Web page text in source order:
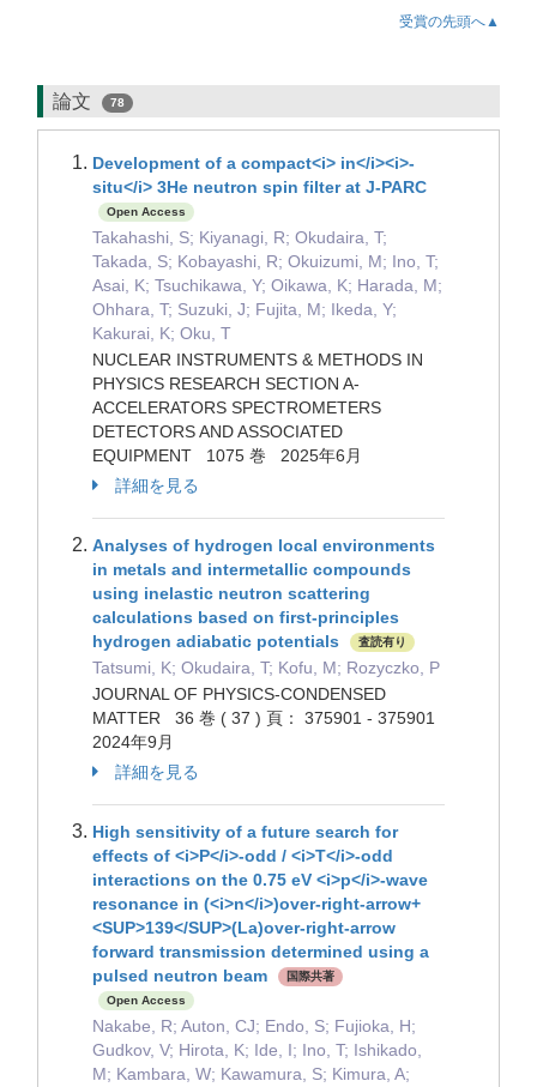
受賞の先頭へ▲
論文 78
Development of a compact<i> in</i><i>-
situ</i> 3He neutron spin filter at J-PARC
Open Access
Takahashi, S; Kiyanagi, R; Okudaira, T;
Takada, S; Kobayashi, R; Okuizumi, M; Ino, T;
Asai, K; Tsuchikawa, Y; Oikawa, K; Harada, M;
Ohhara, T; Suzuki, J; Fujita, M; Ikeda, Y;
Kakurai, K; Oku, T
NUCLEAR INSTRUMENTS & METHODS IN
PHYSICS RESEARCH SECTION A-
ACCELERATORS SPECTROMETERS
DETECTORS AND ASSOCIATED
EQUIPMENT 1075 巻 2025年6月
詳細を見る
Analyses of hydrogen local environments
in metals and intermetallic compounds
using inelastic neutron scattering
calculations based on first-principles
hydrogen adiabatic potentials
査読有り
Tatsumi, K; Okudaira, T; Kofu, M; Rozyczko, P
JOURNAL OF PHYSICS-CONDENSED
MATTER 36 巻 ( 37 ) 頁： 375901 - 375901
2024年9月
詳細を見る
High sensitivity of a future search for
effects of <i>P</i>-odd / <i>T</i>-odd
interactions on the 0.75 eV <i>p</i>-wave
resonance in (<i>n</i>)over-right-arrow+
<SUP>139</SUP>(La)over-right-arrow
forward transmission determined using a
pulsed neutron beam
国際共著
Open Access
Nakabe, R; Auton, CJ; Endo, S; Fujioka, H;
Gudkov, V; Hirota, K; Ide, I; Ino, T; Ishikado,
M; Kambara, W; Kawamura, S; Kimura, A;